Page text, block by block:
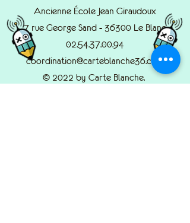
Ancienne École Jean Giraudoux
7 rue George Sand - 36300 Le Blanc
02.54.37.00.94
coordination@carteblanche36.com
© 2022 by Carte Blanche.